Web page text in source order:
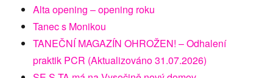
Alta opening – opening roku
Tanec s Monikou
TANEČNÍ MAGAZÍN OHROŽEN! – Odhalení
praktik PCR (Aktualizováno 31.07.2026)